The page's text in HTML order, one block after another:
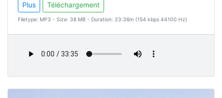
Plus Téléchargement
Filetype: MP3 - Size: 38 MB - Duration: 33:36m (154 kbps 44100 Hz)